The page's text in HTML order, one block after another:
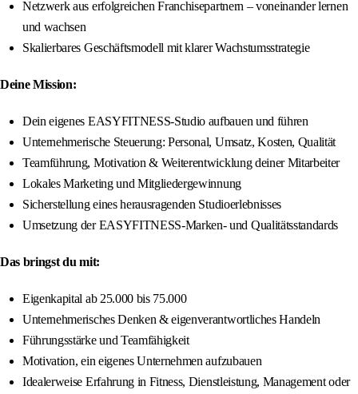
Netzwerk aus erfolgreichen Franchisepartnern – voneinander lernen
und wachsen
Skalierbares Geschäftsmodell mit klarer Wachstumsstrategie
Deine Mission:
Dein eigenes EASYFITNESS-Studio aufbauen und führen
Unternehmerische Steuerung: Personal, Umsatz, Kosten, Qualität
Teamführung, Motivation & Weiterentwicklung deiner Mitarbeiter
Lokales Marketing und Mitgliedergewinnung
Sicherstellung eines herausragenden Studioerlebnisses
Umsetzung der EASYFITNESS-Marken- und Qualitätsstandards
Das bringst du mit:
Eigenkapital ab 25.000 bis 75.000
Unternehmerisches Denken & eigenverantwortliches Handeln
Führungsstärke und Teamfähigkeit
Motivation, ein eigenes Unternehmen aufzubauen
Idealerweise Erfahrung in Fitness, Dienstleistung, Management oder